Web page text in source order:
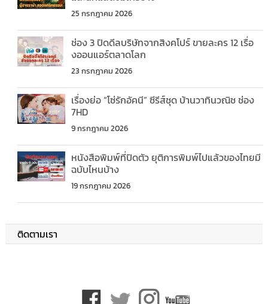
25 กรกฎาคม 2026
ช่อง 3 ปิดดีลบริษัทจากสิงคโปร์ ขายละคร 12 เรื่อ
งออนแอร์ตลาดโลก
23 กรกฎาคม 2026
เรื่องย่อ “โซ่รักอัคนี” ซีรีส์ชุด บ้านวาทินวณิช ช่อง
7HD
9 กรกฎาคม 2026
หนังสือพิมพ์ที่ปิดตัว ยุติการพิมพ์ไปแล้วของไทยมี
ฉบับไหนบ้าง
19 กรกฎาคม 2026
ติดตามเรา